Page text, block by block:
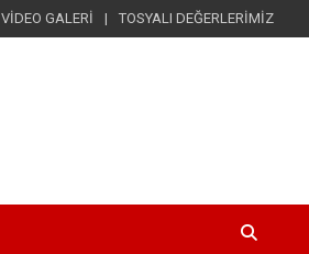
VİDEO GALERİ TOSYALI DEĞERLERİMİZ